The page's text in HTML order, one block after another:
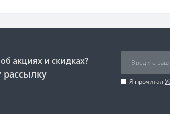
акциях и скидках?
Я прочитал